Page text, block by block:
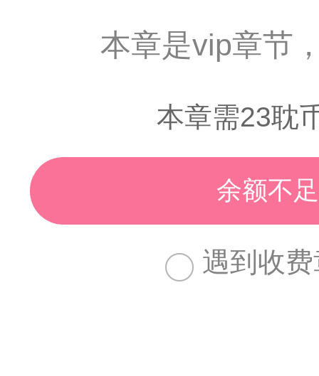
本章是vip章节
本章需23耽
余额不
遇到收